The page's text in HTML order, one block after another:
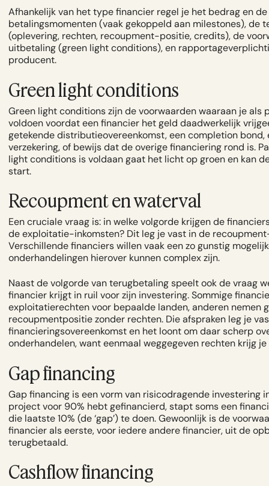
Afhankelijk van het type financier regel je het bedrag en de
betalingsmomenten (vaak gekoppeld aan milestones), de
(oplevering, rechten, recoupment-positie, credits), de
uitbetaling (green light conditions), en
producent.
Green light conditions
Green light conditions zijn de voorwaarden waaraan je als
voldoen voordat een financier het geld daadwerkelijk
getekende distributieovereenkomst, een completion bond,
verzekering, of bewijs dat de overige financiering rond is.
light conditions is voldaan gaat het licht op groen en kan
start.
Recoupment en waterval
Een cruciale vraag is: in welke volgorde krijgen de
de exploitatie-inkomsten? Dit leg je vast in de
Verschillende financiers willen vaak een zo gunstig
onderhandelingen hierover kunnen complex zijn.
Naast de volgorde van terugbetaling speelt ook de vraag
financier krijgt in ruil voor zijn investering. Sommige
exploitatierechten voor bepaalde landen, anderen nemen
recoupmentpositie zonder rechten. Die afspraken leg je
financieringsovereenkomst en het loont om daar scherp
onderhandelen, want eenmaal weggegeven rechten krijg
Gap financing
Gap financing is een vorm van risicodragende investering
project voor 90% hebt gefinancierd, stapt soms een
die laatste 10% (de ‘gap’) te doen. Gewoonlijk is de
financier als eerste, voor iedere andere financier, uit de
terugbetaald.
Cashflow financing